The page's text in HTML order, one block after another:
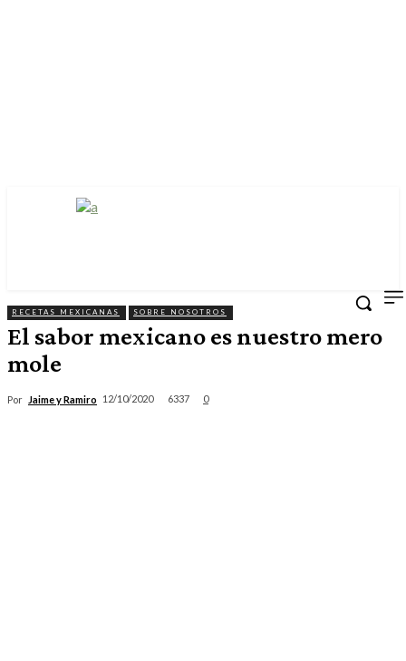
RECETAS MEXICANAS SOBRE NOSOTROS
El sabor mexicano es nuestro mero
mole
Por Jaime y Ramiro 12/10/2020 6337 0